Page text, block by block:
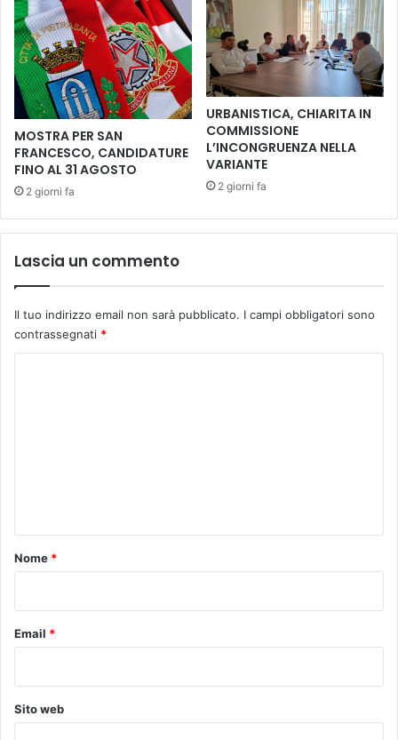
a
B
i
s
a
n
e
l
l
a
r
s
a
r
a
e
l
i
e
v
s
o
s
p
e
i
l
1
°
P
e
r
r
z
MOSTRA PER SAN
FRANCESCO, CANDIDATURE
FINO AL 31 AGOSTO
2 giorni fa
URBANISTICA, CHIARITA IN
COMMISSIONE
L’INCONGRUENZA NELLA
VARIANTE
2 giorni fa
Lascia un commento
Il tuo indirizzo email non sarà pubblicato. I campi obbligatori sono
contrassegnati *
o
Nome *
Email *
Sito web